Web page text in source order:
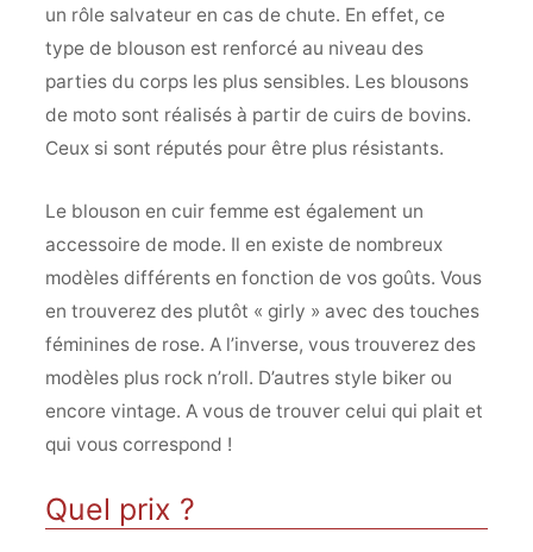
un rôle salvateur en cas de chute. En effet, ce
type de blouson est renforcé au niveau des
parties du corps les plus sensibles. Les blousons
de moto sont réalisés à partir de cuirs de bovins.
Ceux si sont réputés pour être plus résistants.
Le blouson en cuir femme est également un
accessoire de mode. Il en existe de nombreux
modèles différents en fonction de vos goûts. Vous
en trouverez des plutôt « girly » avec des touches
féminines de rose. A l’inverse, vous trouverez des
modèles plus rock n’roll. D’autres style biker ou
encore vintage. A vous de trouver celui qui plait et
qui vous correspond !
Quel prix ?